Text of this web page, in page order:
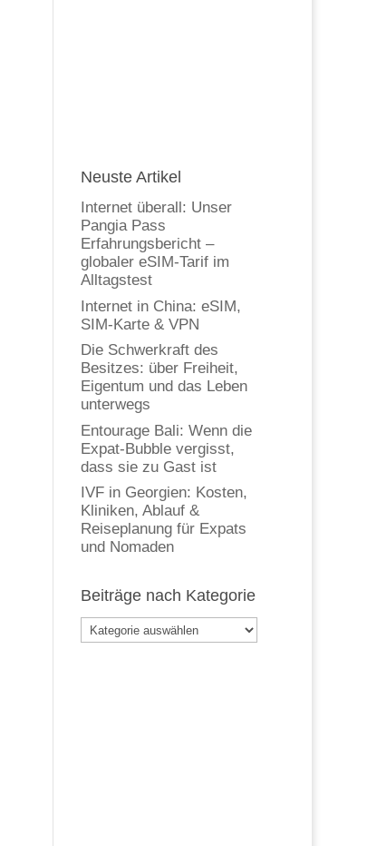
Neuste Artikel
Internet überall: Unser
Pangia Pass
Erfahrungsbericht –
globaler eSIM-Tarif im
Alltagstest
Internet in China: eSIM,
SIM-Karte & VPN
Die Schwerkraft des
Besitzes: über Freiheit,
Eigentum und das Leben
unterwegs
Entourage Bali: Wenn die
Expat-Bubble vergisst,
dass sie zu Gast ist
IVF in Georgien: Kosten,
Kliniken, Ablauf &
Reiseplanung für Expats
und Nomaden
Beiträge nach Kategorie
Beiträge
nach